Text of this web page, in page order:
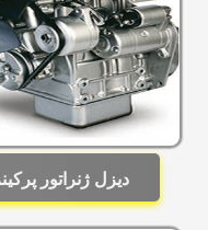
دیزل ژنراتور